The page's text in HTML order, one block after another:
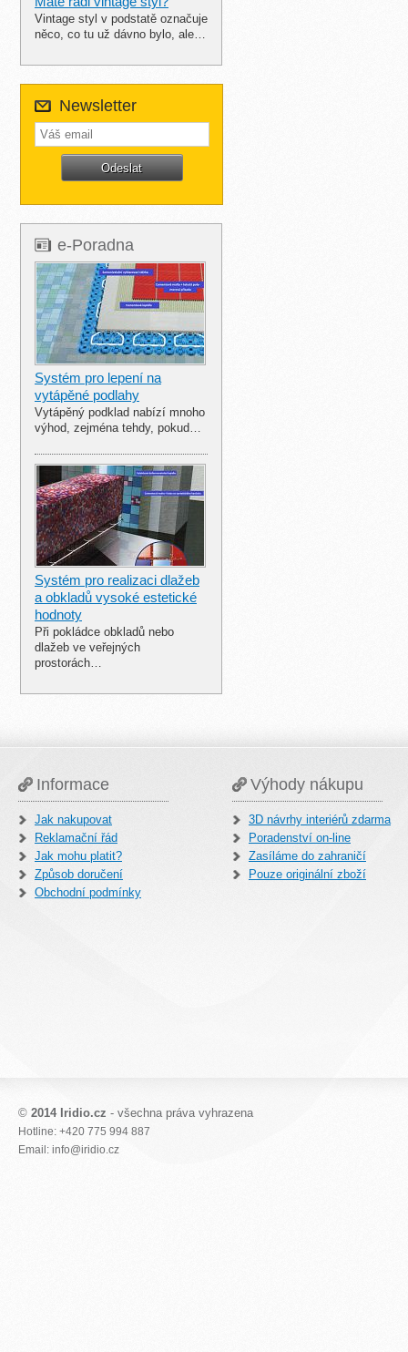
Vintage styl v podstatě označuje
něco, co tu už dávno bylo, ale…
Newsletter
e-Poradna
Systém pro lepení na
vytápěné podlahy
Vytápěný podklad nabízí mnoho
výhod, zejména tehdy, pokud…
Systém pro realizaci dlažeb
a obkladů vysoké estetické
hodnoty
Při pokládce obkladů nebo
dlažeb ve veřejných
prostorách…
Informace
Jak nakupovat
Reklamační řád
Jak mohu platit?
Způsob doručení
Obchodní podmínky
Výhody nákupu
3D návrhy interiérů zdarma
Poradenství on-line
Zasíláme do zahraničí
Pouze originální zboží
© 2014 Iridio.cz - všechna práva vyhrazena
Hotline: +420 775 994 887
Email: info@iridio.cz